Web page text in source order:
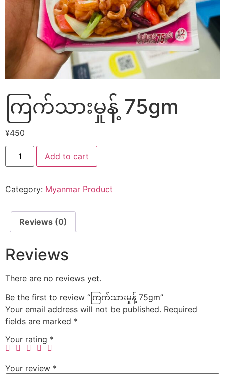
ကြက်သားမှုန့် 75gm
¥450
Add to cart
Category: Myanmar Product
Reviews (0)
Reviews
There are no reviews yet.
Be the first to review “ကြက်သားမှုန့် 75gm”
Your email address will not be published. Required
fields are marked *
Your rating *
Your review *